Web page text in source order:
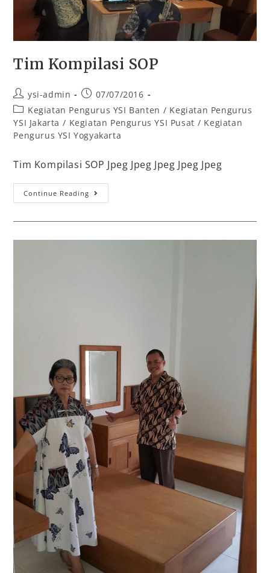
Tim Kompilasi SOP
ysi-admin
07/07/2016
Kegiatan Pengurus YSI Banten / Kegiatan Pengurus
YSI Jakarta / Kegiatan Pengurus YSI Pusat / Kegiatan
Pengurus YSI Yogyakarta
Tim Kompilasi SOP Jpeg Jpeg Jpeg Jpeg Jpeg
Continue Reading